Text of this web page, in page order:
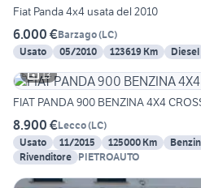
Fiat Panda 4x4 usata del 2010
6.000 €Barzago(LC)
Usato
05/2010 123619 Km Diesel
13
FIAT PANDA 900 BENZINA 4X4
8.900 €Lecco(LC)
Usato
11/2015 125000 Km
Rivenditore PIETROAUTO